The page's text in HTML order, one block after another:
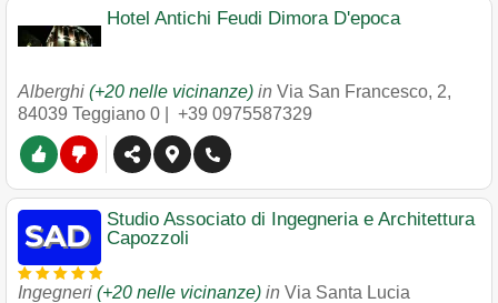
Hotel Antichi Feudi Dimora D'epoca
Alberghi (+20 nelle vicinanze) in Via San Francesco, 2,
84039 Teggiano 0 | +39 0975587329
Studio Associato di Ingegneria e Architettura
Capozzoli
Ingegneri (+20 nelle vicinanze) in Via Santa Lucia